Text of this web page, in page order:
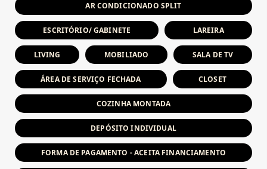
AR CONDICIONADO SPLIT
ESCRITÓRIO/ GABINETE LAREIRA
LIVING MOBILIADO SALA DE TV
ÁREA DE SERVIÇO FECHADA CLOSET
COZINHA MONTADA
DEPÓSITO INDIVIDUAL
FORMA DE PAGAMENTO - ACEITA FINANCIAMENTO